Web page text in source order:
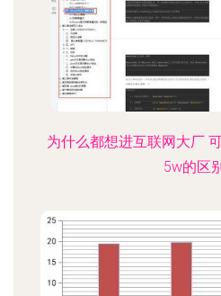
为什么都想进互联网大厂
5w的区